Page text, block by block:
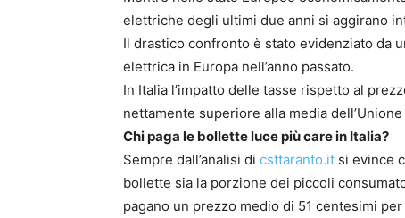
elettriche degli ultimi due anni si aggirano
Il drastico confronto è stato evidenziato da
elettrica in Europa nell’anno passato.
In Italia l’impatto delle tasse rispetto al
nettamente superiore alla media dell’Unione
Chi paga le bollette luce più care in Italia?
Sempre dall’analisi di csttaranto.it si evince
bollette sia la porzione dei piccoli
pagano un prezzo medio di 51 centesimi per